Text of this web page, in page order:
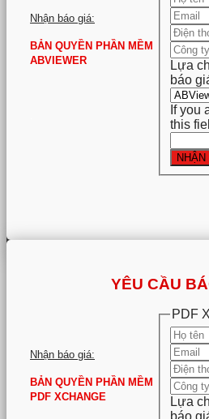
Nhận báo giá:
BẢN QUYỀN PHẦN MỀM
ABVIEWER
Lựa
báo
If you
this
YÊU CẦU
Nhận báo giá:
BẢN QUYỀN PHẦN MỀM
PDF XCHANGE
PDF
Lựa
báo